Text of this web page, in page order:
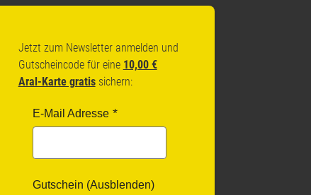
Jetzt zum Newsletter anmelden und
Gutscheincode für eine 10,00 €
Aral-Karte gratissichern:
E-Mail Adresse
Gutschein (Ausblenden)